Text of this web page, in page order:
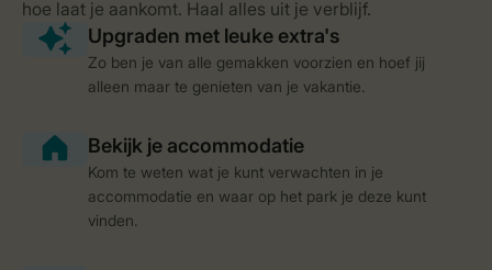
Zo ben je van alle gemakken voorzien en hoef jij
alleen maar te genieten van je vakantie.
Kom te weten wat je kunt verwachten in je
accommodatie en waar op het park je deze kunt
vinden.